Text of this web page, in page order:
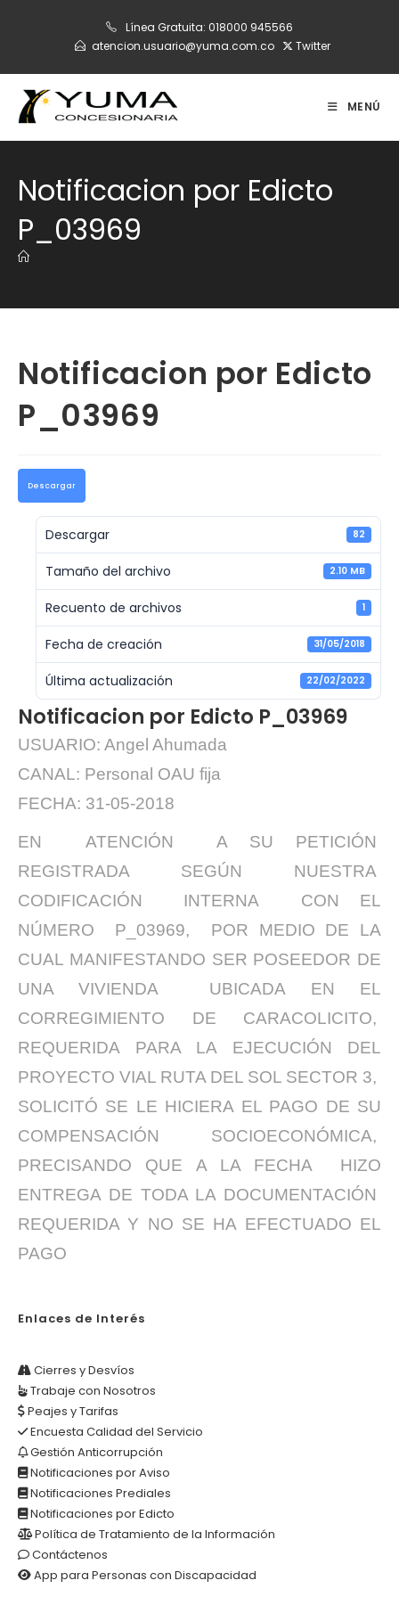
Línea Gratuita: 018000 945566
atencion.usuario@yuma.com.co
Twitter
MENÚ
Notificacion por Edicto
P_03969
Notificacion por Edicto
P_03969
Descargar
Descargar 82
Tamaño del archivo 2.10 MB
Recuento de archivos 1
Fecha de creación 31/05/2018
Última actualización 22/02/2022
Notificacion por Edicto P_03969
USUARIO: Angel Ahumada
CANAL: Personal OAU fija
FECHA: 31-05-2018
EN ATENCIÓN A SU PETICIÓN
REGISTRADA SEGÚN NUESTRA
CODIFICACIÓN INTERNA CON EL
NÚMERO P_03969, POR MEDIO DE LA
CUAL MANIFESTANDO SER POSEEDOR DE
UNA VIVIENDA UBICADA EN EL
CORREGIMIENTO DE CARACOLICITO,
REQUERIDA PARA LA EJECUCIÓN DEL
PROYECTO VIAL RUTA DEL SOL SECTOR 3,
SOLICITÓ SE LE HICIERA EL PAGO DE SU
COMPENSACIÓN SOCIOECONÓMICA,
PRECISANDO QUE A LA FECHA HIZO
ENTREGA DE TODA LA DOCUMENTACIÓN
REQUERIDA Y NO SE HA EFECTUADO EL
PAGO
Enlaces de Interés
Cierres y Desvíos
Trabaje con Nosotros
Peajes y Tarifas
Encuesta Calidad del Servicio
Gestión Anticorrupción
Notificaciones por Aviso
Notificaciones Prediales
Notificaciones por Edicto
Política de Tratamiento de la Información
Contáctenos
App para Personas con Discapacidad